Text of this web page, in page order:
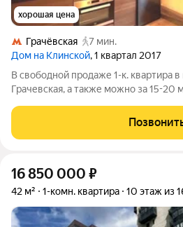
хорошая цена
Грачёвская
7 мин.
Дом на Клинской, 1 квартал 2017
В свободной продаже 1-к. квартира в
Грачевская, а также можно за 15-20
Грачёвский парк. Состояние
Квартира находится на втором
16 850 000 ₽
42 м² 1-комн. квартира 10 этаж из